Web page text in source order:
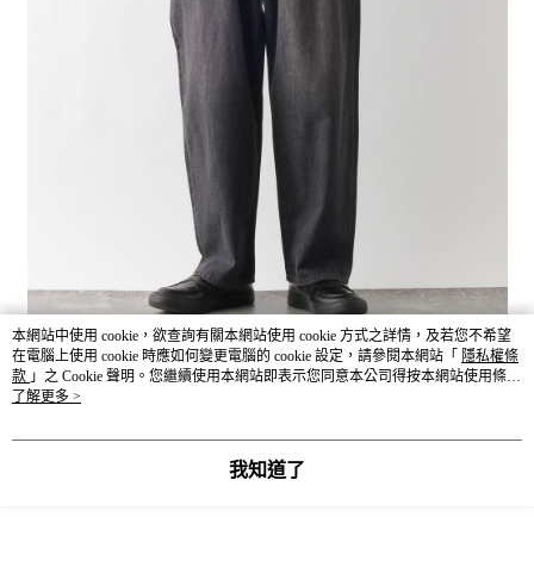
本網站中使用 cookie，欲查詢有關本網站使用 cookie 方式之詳情，及若您不希望
在電腦上使用 cookie 時應如何變更電腦的 cookie 設定，請參閱本網站「 隱私權條
款 」之 Cookie 聲明。您繼續使用本網站即表示您同意本公司得按本網站使用條款
之 Cookie 聲明使用 cookie。
了解更多 >
我知道了